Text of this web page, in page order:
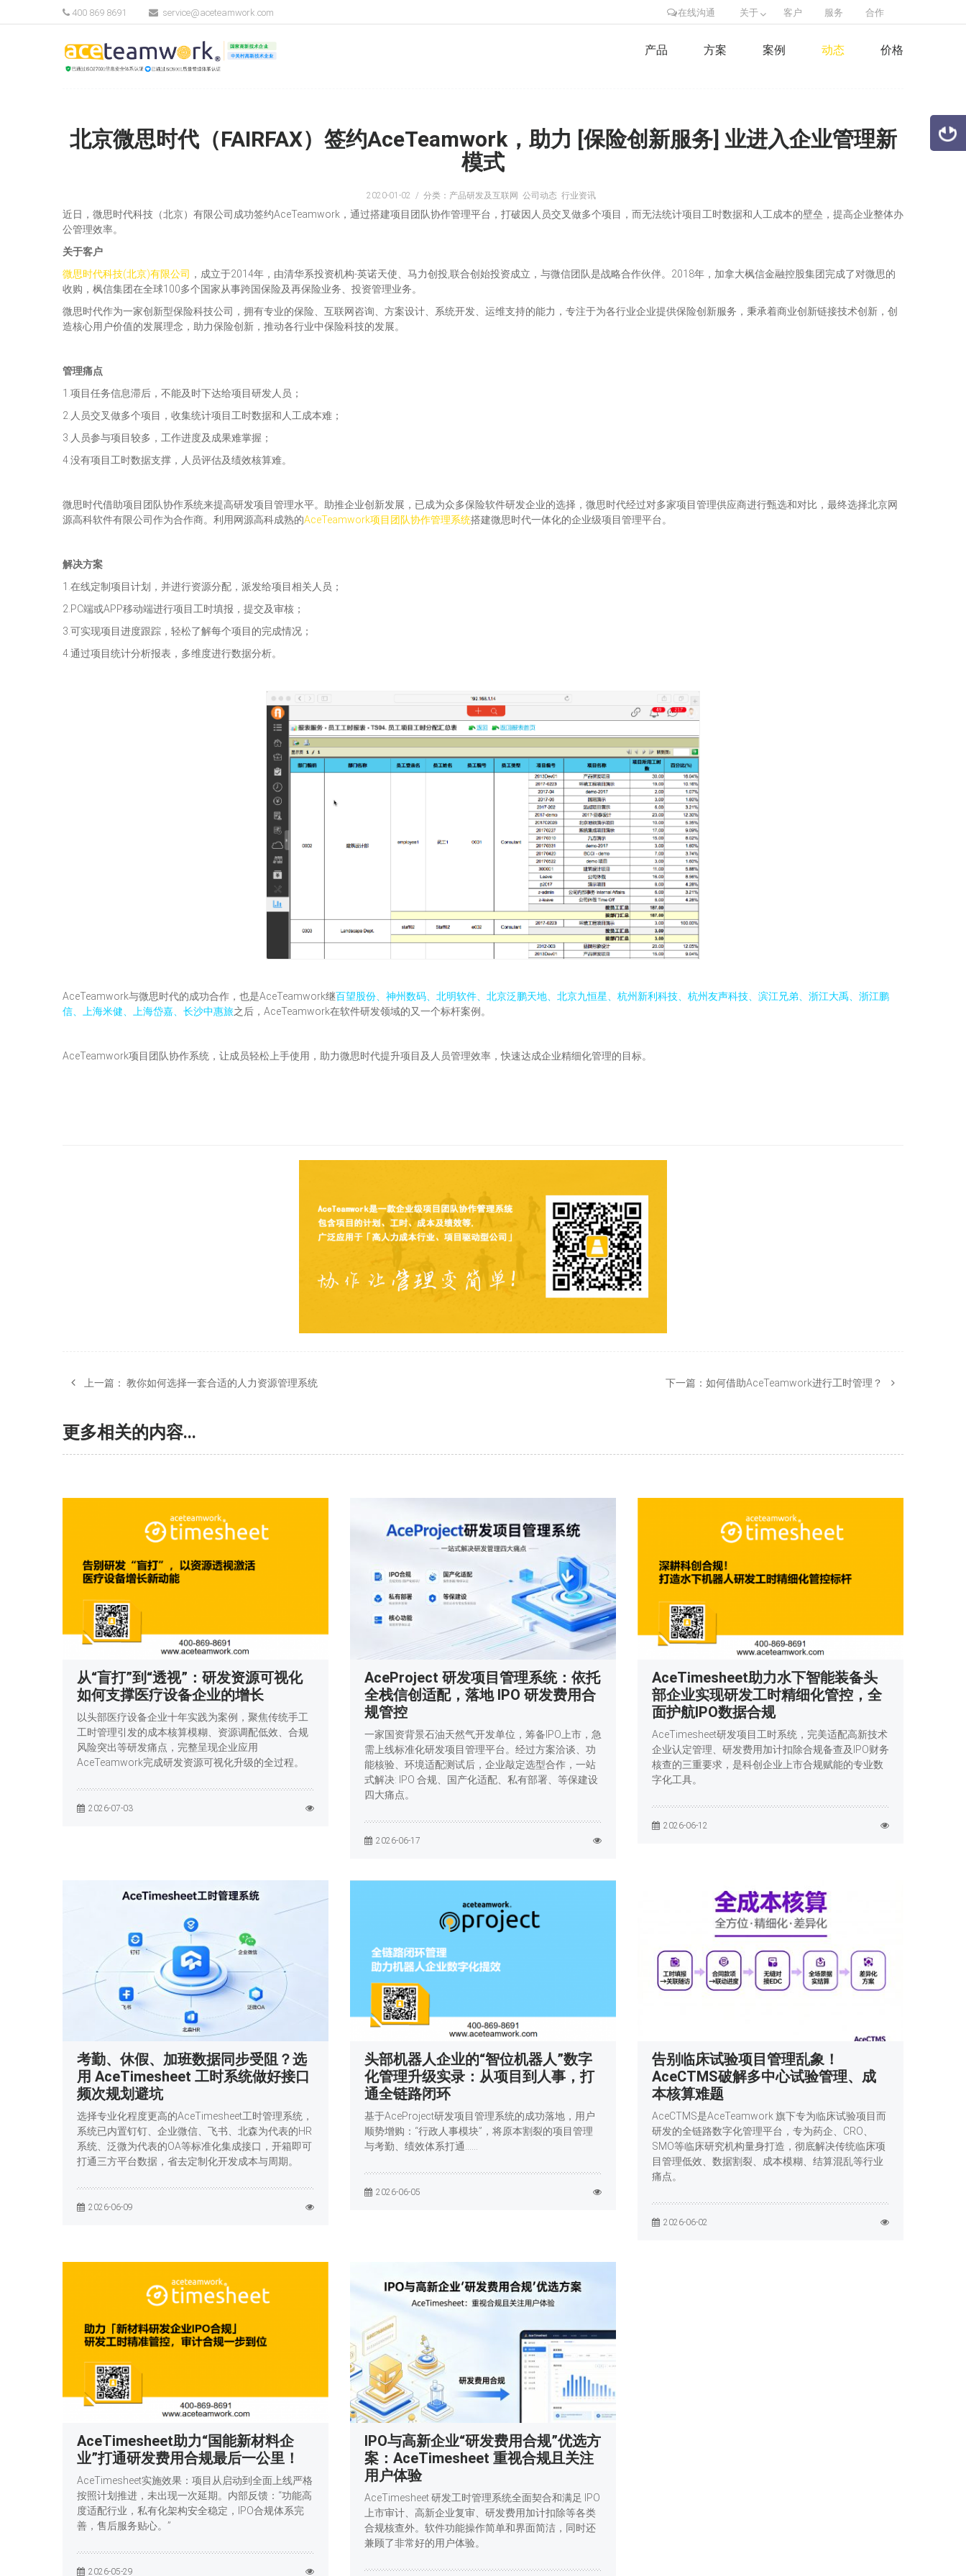
在线沟通 关于 客户 服务 合作
400 869 8691 service@aceteamwork.com
产品 方案 案例 动态 价格
北京微思时代（FAIRFAX）签约AceTeamwork，助力 [保险创新服务] 业进入企业管理新
模式
2020-01-02 分类：产品研发及互联网 公司动态 行业资讯
近日，微思时代科技（北京）有限公司成功签约AceTeamwork，通过搭建项目团队协作管理平台，打破因人员交叉做多个项目，而无法统计项目工时数据和人工成本的壁垒，提高企业整体办
公管理效率。
关于客户
微思时代科技(北京)有限公司 ，成立于2014年，由清华系投资机构-英诺天使、马力创投,联合创始投资成立，与微信团队是战略合作伙伴。2018年，加拿大枫信金融控股集团完成了对微思的
收购，枫信集团在全球100多个国家从事跨国保险及再保险业务、投资管理业务。
微思时代作为一家创新型保险科技公司，拥有专业的保险、互联网咨询、方案设计、系统开发、运维支持的能力，专注于为各行业企业提供保险创新服务，秉承着商业创新链接技术创新，创
造核心用户价值的发展理念，助力保险创新，推动各行业中保险科技的发展。
管理痛点
1.项目任务信息滞后，不能及时下达给项目研发人员；
2.人员交叉做多个项目，收集统计项目工时数据和人工成本难；
3.人员参与项目较多，工作进度及成果难掌握；
4.没有项目工时数据支撑，人员评估及绩效核算难。
微思时代借助项目团队协作系统来提高研发项目管理水平。助推企业创新发展，已成为众多保险软件研发企业的选择，微思时代经过对多家项目管理供应商进行甄选和对比，最终选择北京网
源高科软件有限公司作为合作商。利用网源高科成熟的AceTeamwork项目团队协作管理系统搭建微思时代一体化的企业级项目管理平台。
解决方案
1.在线定制项目计划，并进行资源分配，派发给项目相关人员；
2.PC端或APP移动端进行项目工时填报，提交及审核；
3.可实现项目进度跟踪，轻松了解每个项目的完成情况；
4.通过项目统计分析报表，多维度进行数据分析。
AceTeamwork与微思时代的成功合作，也是AceTeamwork继百望股份、神州数码、北明软件、北京泛鹏天地、北京九恒星、杭州新利科技、杭州友声科技、滨江兄弟、浙江大禹、浙江鹏
信、上海米健、上海岱嘉、长沙中惠旅之后，AceTeamwork在软件研发领域的又一个标杆案例。
AceTeamwork项目团队协作系统，让成员轻松上手使用，助力微思时代提升项目及人员管理效率，快速达成企业精细化管理的目标。
上一篇： 教你如何选择一套合适的人力资源管理系统 下一篇： 如何借助AceTeamwork进行工时管理？
更多相关的内容...
从“盲打”到“透视”：研发资源可视化
如何支撑医疗设备企业的增长
以头部医疗设备企业十年实践为案例，聚焦传统手工
工时管理引发的成本核算模糊、资源调配低效、合规
风险突出等研发痛点，完整呈现企业应用
AceTeamwork完成研发资源可视化升级的全过程。
2026-07-03
AceProject 研发项目管理系统：依托
全栈信创适配，落地 IPO 研发费用合
规管控
一家国资背景石油天然气开发单位，筹备IPO上市，急
需上线标准化研发项目管理平台。经过方案洽谈、功
能核验、环境适配测试后，企业敲定选型合作，一站
式解决: IPO 合规、国产化适配、私有部署、等保建设
四大痛点。
2026-06-17
AceTimesheet助力水下智能装备头
部企业实现研发工时精细化管控，全
面护航IPO数据合规
AceTimesheet研发项目工时系统，完美适配高新技术
企业认定管理、研发费用加计扣除合规备查及IPO财务
核查的三重要求，是科创企业上市合规赋能的专业数
字化工具。
2026-06-12
考勤、休假、加班数据同步受阻？选
用 AceTimesheet 工时系统做好接口
频次规划避坑
选择专业化程度更高的AceTimesheet工时管理系统，
系统已内置钉钉、企业微信、飞书、北森为代表的HR
系统、泛微为代表的OA等标准化集成接口，开箱即可
打通三方平台数据，省去定制化开发成本与周期。
2026-06-09
头部机器人企业的“智位机器人”数字
化管理升级实录：从项目到人事，打
通全链路闭环
基于AceProject研发项目管理系统的成功落地，用户
顺势增购：“行政人事模块”，将原本割裂的项目管理
与考勤、绩效体系打通……
2026-06-05
告别临床试验项目管理乱象！
AceCTMS破解多中心试验管理、成
本核算难题
AceCTMS是AceTeamwork 旗下专为临床试验项目而
研发的全链路数字化管理平台，专为药企、CRO、
SMO等临床研究机构量身打造，彻底解决传统临床项
目管理低效、数据割裂、成本模糊、结算混乱等行业
痛点。
2026-06-02
AceTimesheet助力“国能新材料企
业”打通研发费用合规最后一公里！
AceTimesheet实施效果：项目从启动到全面上线严格
按照计划推进，未出现一次延期。内部反馈：“功能高
度适配行业，私有化架构安全稳定，IPO合规体系完
善，售后服务贴心。”
2026-05-29
IPO与高新企业“研发费用合规”优选方
案：AceTimesheet 重视合规且关注
用户体验
AceTimesheet 研发工时管理系统全面契合和满足 IPO
上市审计、高新企业复审、研发费用加计扣除等各类
合规核查外。软件功能操作简单和界面简洁，同时还
兼顾了非常好的用户体验。